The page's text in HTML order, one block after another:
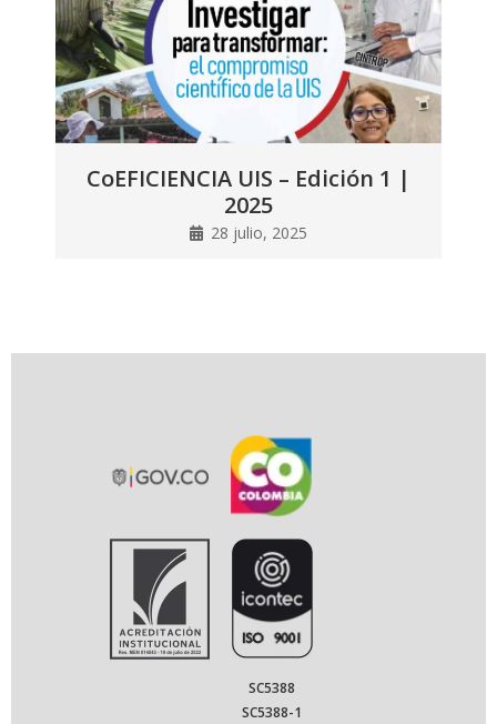
CoEFICIENCIA UIS – Edición 1 |
2025
28 julio, 2025